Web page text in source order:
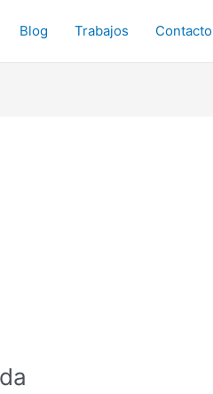
Blog Trabajos Contacto